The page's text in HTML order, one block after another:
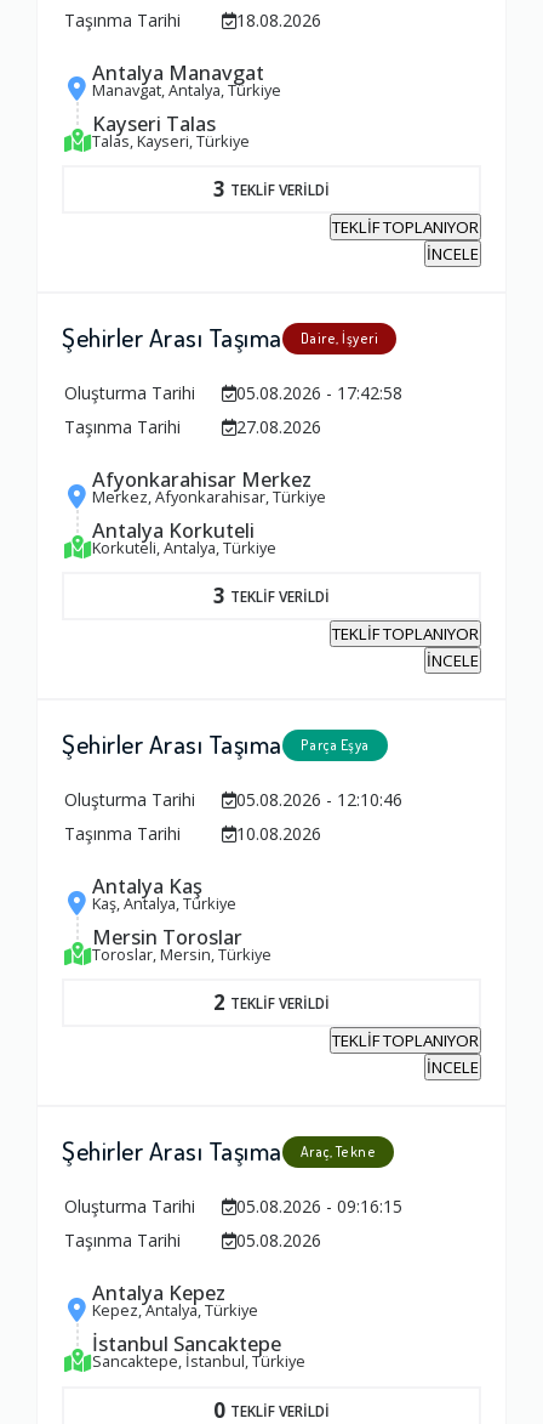
Taşınma Tarihi
18.08.2026
Antalya Manavgat
Manavgat, Antalya, Türkiye
Kayseri Talas
Talas, Kayseri, Türkiye
3 TEKLİF VERİLDİ
TEKLİF TOPLANIYOR
İNCELE
Şehirler Arası Taşıma Daire, İşyeri
Oluşturma Tarihi
05.08.2026 - 17:42:58
Taşınma Tarihi
27.08.2026
Afyonkarahisar Merkez
Merkez, Afyonkarahisar, Türkiye
Antalya Korkuteli
Korkuteli, Antalya, Türkiye
3 TEKLİF VERİLDİ
TEKLİF TOPLANIYOR
İNCELE
Şehirler Arası Taşıma Parça Eşya
Oluşturma Tarihi
05.08.2026 - 12:10:46
Taşınma Tarihi
10.08.2026
Antalya Kaş
Kaş, Antalya, Türkiye
Mersin Toroslar
Toroslar, Mersin, Türkiye
2 TEKLİF VERİLDİ
TEKLİF TOPLANIYOR
İNCELE
Şehirler Arası Taşıma Araç, Tekne
Oluşturma Tarihi
05.08.2026 - 09:16:15
Taşınma Tarihi
05.08.2026
Antalya Kepez
Kepez, Antalya, Türkiye
İstanbul Sancaktepe
Sancaktepe, İstanbul, Türkiye
0 TEKLİF VERİLDİ